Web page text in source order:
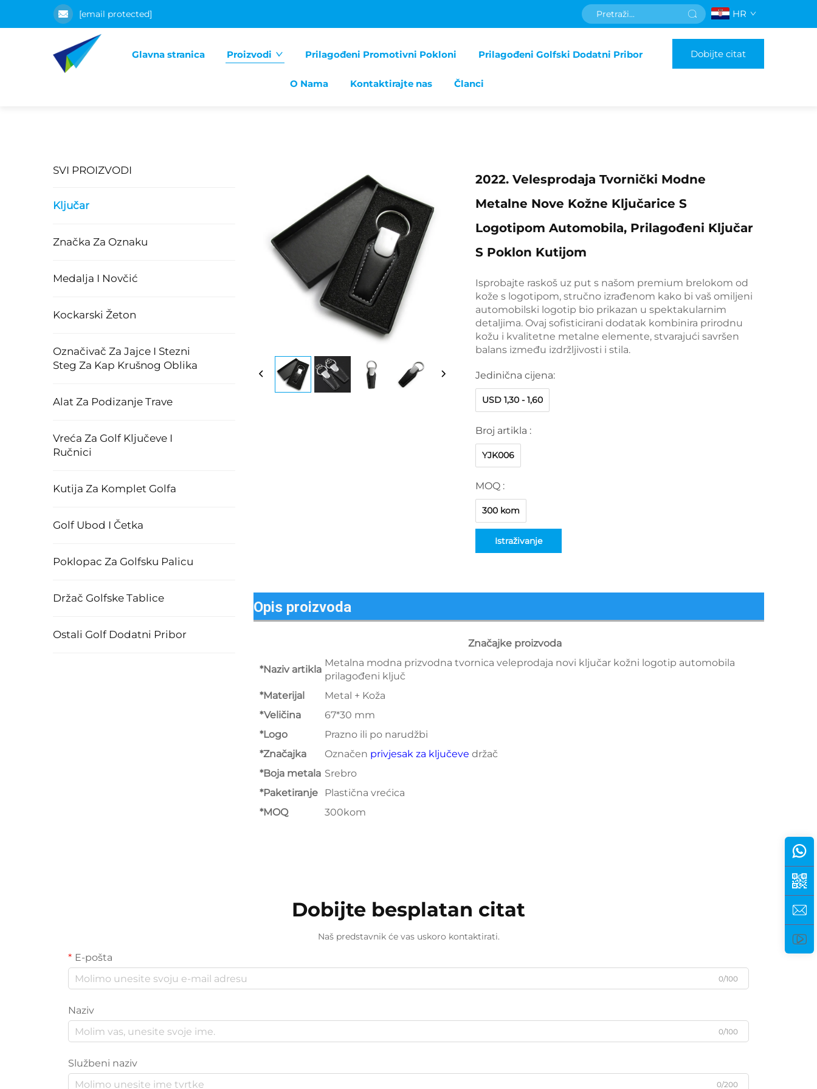
[email protected] HR
Glavna stranica Proizvodi Prilagođeni Promotivni Pokloni Prilagođeni Golfski Dodatni Pribor
O Nama Kontaktirajte nas Članci
Dobijte citat
SVI PROIZVODI
Ključar
Značka Za Oznaku
Medalja I Novčić
Kockarski Žeton
Označivač Za Jajce I Stezni
Steg Za Kap Krušnog Oblika
Alat Za Podizanje Trave
Vreća Za Golf Ključeve I
Ručnici
Kutija Za Komplet Golfa
Golf Ubod I Četka
Poklopac Za Golfsku Palicu
Držač Golfske Tablice
Ostali Golf Dodatni Pribor
2022. Velesprodaja Tvornički Modne
Metalne Nove Kožne Ključarice S
Logotipom Automobila, Prilagođeni Ključar
S Poklon Kutijom
Isprobajte raskoš uz put s našom premium brelokom od
kože s logotipom, stručno izrađenom kako bi vaš omiljeni
automobilski logotip bio prikazan u spektakularnim
detaljima. Ovaj sofisticirani dodatak kombinira prirodnu
kožu i kvalitetne metalne elemente, stvarajući savršen
balans između izdržljivosti i stila.
Jedinična cijena:
USD 1,30 - 1,60
Broj artikla :
YJK006
MOQ :
300 kom
Istraživanje
Opis proizvoda
Značajke proizvoda
*Naziv artikla
Metalna modna prizvodna tvornica veleprodaja novi ključar kožni logotip automobila
prilagođeni ključ
*Materijal
Metal + Koža
*Veličina
67*30 mm
*Logo
Prazno ili po narudžbi
*Značajka
Označen privjesak za ključeve držač
*Boja metala Srebro
*Paketiranje
Plastična vrećica
*MOQ
300kom
Dobijte besplatan citat
Naš predstavnik će vas uskoro kontaktirati.
E-pošta
0/100
Naziv
0/100
Službeni naziv
0/200